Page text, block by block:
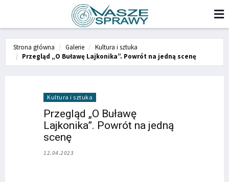
Strona główna Galerie
Kultura i sztuka
Przegląd „O Buławę Lajkonika”. Powrót na jedną scenę
Kultura i sztuka
Przegląd „O Buławę
Lajkonika”. Powrót na jedną
scenę
12.04.2023